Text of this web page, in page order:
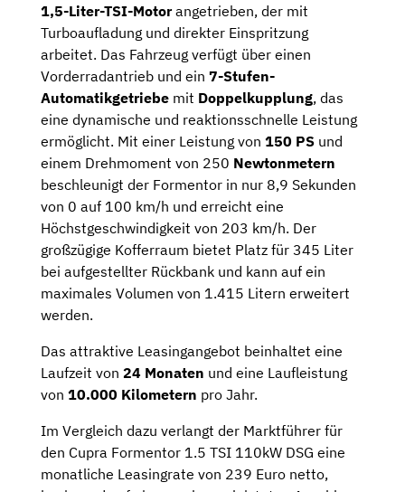
1,5-Liter-TSI-Motorangetrieben, der mit
Turboaufladung und direkter Einspritzung
arbeitet. Das Fahrzeug verfügt über einen
Vorderradantrieb und ein 7-Stufen-
Automatikgetriebe mit Doppelkupplung, das
eine dynamische und reaktionsschnelle Leistung
ermöglicht. Mit einer Leistung von 150 PS und
einem Drehmoment von 250 Newtonmetern
beschleunigt der Formentor in nur 8,9 Sekunden
von 0 auf 100 km/h und erreicht eine
Höchstgeschwindigkeit von 203 km/h. Der
großzügige Kofferraum bietet Platz für 345 Liter
bei aufgestellter Rückbank und kann auf ein
maximales Volumen von 1.415 Litern erweitert
werden.
Das attraktive Leasingangebot beinhaltet eine
Laufzeit von 24 Monaten und eine Laufleistung
von 10.000 Kilometern pro Jahr.
Im Vergleich dazu verlangt der Marktführer für
den Cupra Formentor 1.5 TSI 110kW DSG eine
monatliche Leasingrate von 239 Euro netto,